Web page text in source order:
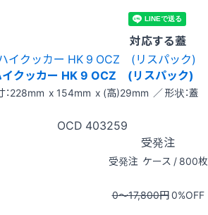
対応する蓋
クッカー HK 9 OCZ (リスパック)
：228mm x 154mm x (高)29mm ／ 形状：蓋
OCD 403259
受発注
受発注 ケース / 800枚
0〜17,800円0%OFF